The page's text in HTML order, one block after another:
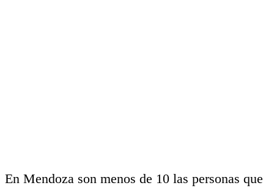
En Mendoza son menos de 10 las personas que